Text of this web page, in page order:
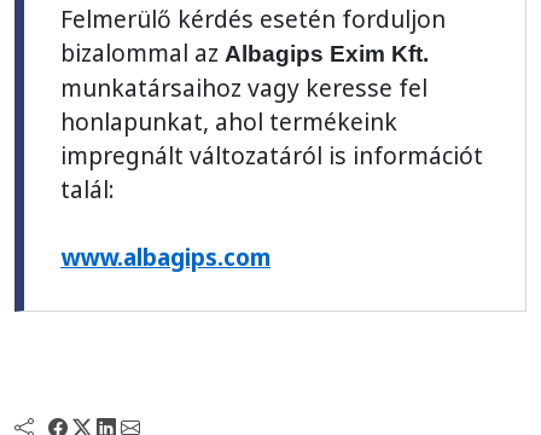
Felmerülő kérdés esetén forduljon
bizalommal az Albagips Exim Kft.
munkatársaihoz vagy keresse fel
honlapunkat, ahol termékeink
impregnált változatáról is információt
talál:
www.albagips.com